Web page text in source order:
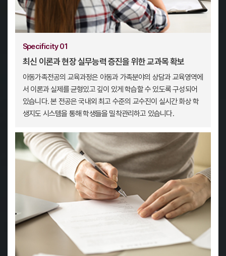
Specificity 01
최신 이론과 현장 실무능력 증진을 위한 교과목 확보
아동가족전공의 교육과정은 아동과 가족분야의 상담과 교육영역에
서 이론과 실제를 균형있고 깊이 있게 학습할 수 있도록 구성되어
있습니다. 본 전공은 국내외 최고 수준의 교수진이 실시간 화상 학
생지도 시스템을 통해 학생들을 밀착관리하고 있습니다.